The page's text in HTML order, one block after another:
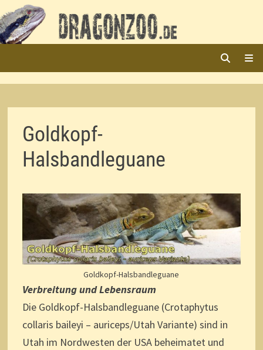
Zurück
zum
Inhalt
Goldkopf-
Halsbandleguane
Goldkopf-Halsbandleguane
Verbreitung und Lebensraum
Die Goldkopf-Halsbandleguane (Crotaphytus
collaris baileyi – auriceps/Utah Variante) sind in
Utah im Nordwesten der USA beheimatet und